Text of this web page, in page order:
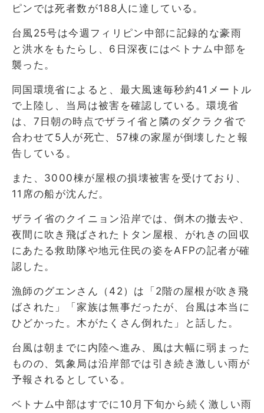
ピンでは死者数が188人に達している。
台風25号は今週フィリピン中部に記録的な豪雨
と洪水をもたらし、6日深夜にはベトナム中部を
襲った。
同国環境省によると、最大風速毎秒約41メートル
で上陸し、当局は被害を確認している。環境省
は、7日朝の時点でザライ省と隣のダクラク省で
合わせて5人が死亡、57棟の家屋が倒壊したと報
告している。
また、3000棟が屋根の損壊被害を受けており、
11席の船が沈んだ。
ザライ省のクイニョン沿岸では、倒木の撤去や、
夜間に吹き飛ばされたトタン屋根、がれきの回収
にあたる救助隊や地元住民の姿をAFPの記者が確
認した。
漁師のグエンさん（42）は「2階の屋根が吹き飛
ばされた」「家族は無事だったが、台風は本当に
ひどかった。木がたくさん倒れた」と話した。
台風は朝までに内陸へ進み、風は大幅に弱まった
ものの、気象局は沿岸部では引き続き激しい雨が
予報されるとしている。
ベトナム中部はすでに10月下旬から続く激しい雨